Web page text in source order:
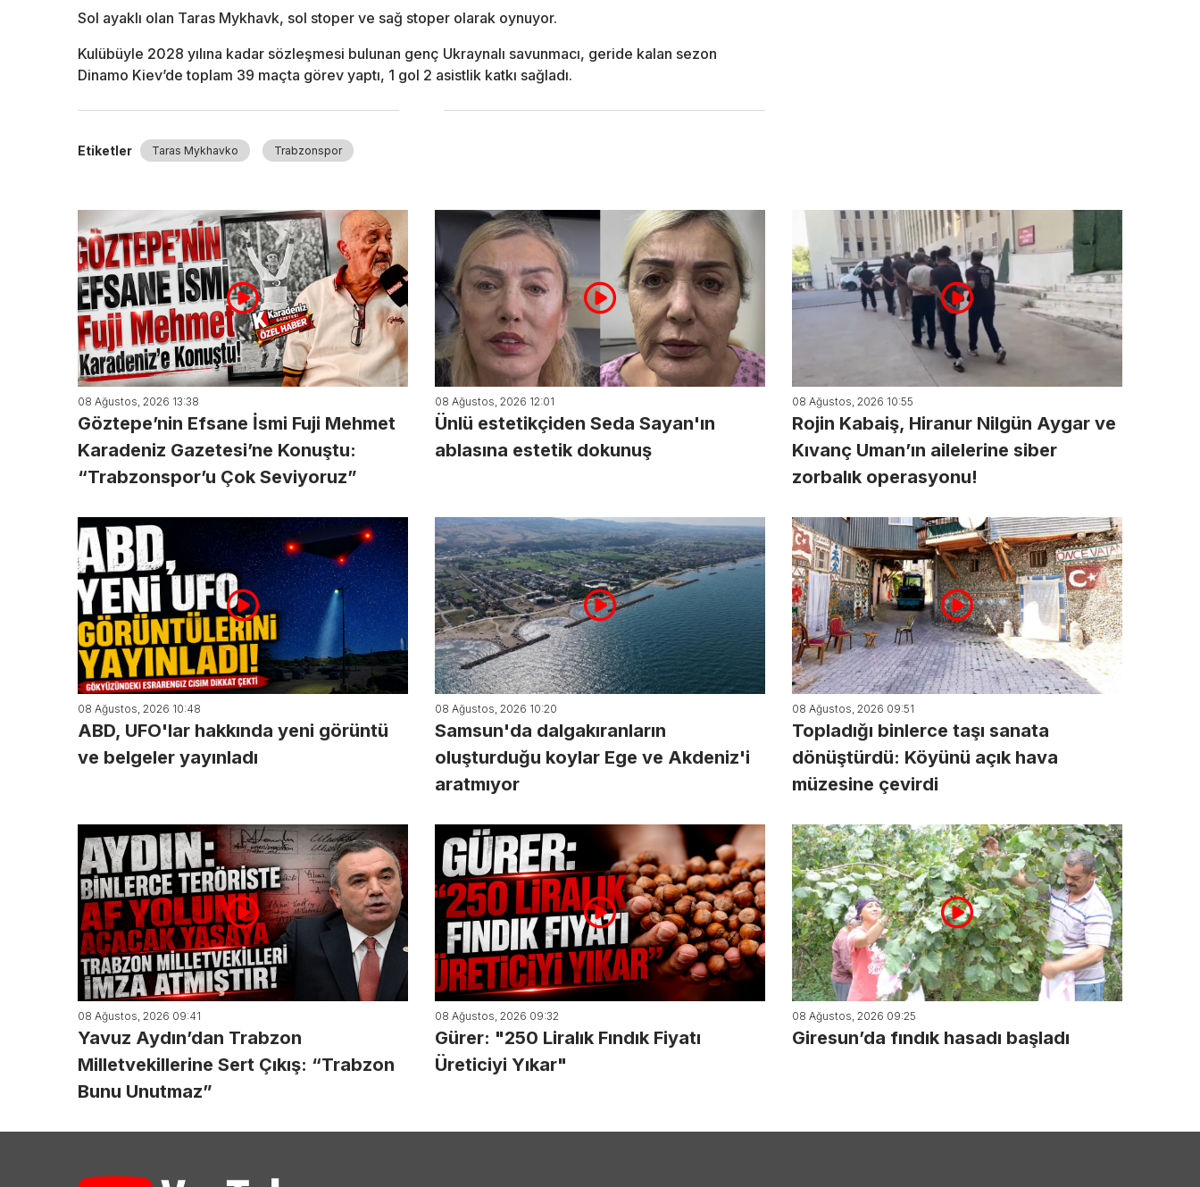
Sol ayaklı olan Taras Mykhavk, sol stoper ve sağ stoper olarak oynuyor.
Kulübüyle 2028 yılına kadar sözleşmesi bulunan genç Ukraynalı savunmacı, geride kalan sezon
Dinamo Kiev’de toplam 39 maçta görev yaptı, 1 gol 2 asistlik katkı sağladı.
Etiketler Taras Mykhavko Trabzonspor
08 Ağustos, 2026 13:38
Göztepe’nin Efsane İsmi Fuji Mehmet
Karadeniz Gazetesi’ne Konuştu:
“Trabzonspor’u Çok Seviyoruz”
08 Ağustos, 2026 12:01
Ünlü estetikçiden Seda Sayan'ın
ablasına estetik dokunuş
08 Ağustos, 2026 10:55
Rojin Kabaiş, Hiranur Nilgün Aygar ve
Kıvanç Uman’ın ailelerine siber
zorbalık operasyonu!
08 Ağustos, 2026 10:48
ABD, UFO'lar hakkında yeni görüntü
ve belgeler yayınladı
08 Ağustos, 2026 10:20
Samsun'da dalgakıranların
oluşturduğu koylar Ege ve Akdeniz'i
aratmıyor
08 Ağustos, 2026 09:51
Topladığı binlerce taşı sanata
dönüştürdü: Köyünü açık hava
müzesine çevirdi
08 Ağustos, 2026 09:41
Yavuz Aydın’dan Trabzon
Milletvekillerine Sert Çıkış: “Trabzon
Bunu Unutmaz”
08 Ağustos, 2026 09:32
Gürer: "250 Liralık Fındık Fiyatı
Üreticiyi Yıkar"
08 Ağustos, 2026 09:25
Giresun’da fındık hasadı başladı